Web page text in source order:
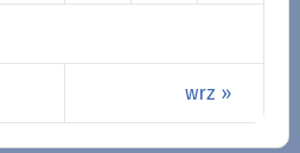
wrz »